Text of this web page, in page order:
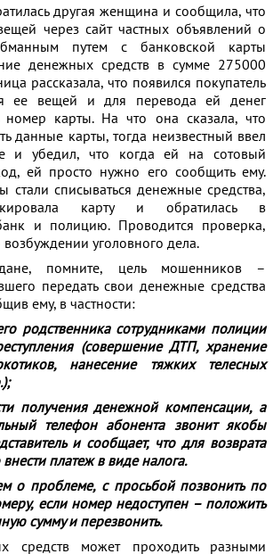
другая женщина и сообщила, что
через сайт частных объявлений о
путем с банковской карты
денежных средств в сумме 275000
рассказала, что появился покупатель
ее вещей и для перевода ей денег
номер карты. На что она сказала, что
данные карты, тогда неизвестный ввел
и убедил, что когда ей на сотовый
ей просто нужно его сообщить ему.
стали списываться денежные средства,
карту и обратилась в
и полицию. Проводится проверка,
уголовного дела.
помните, цель мошенников –
передать свои денежные средства
ему, в частности:
родственникасотрудниками полиции
(совершение ДТП, хранение
нанесение тяжких телесных
получения денежной компенсации, а
телефон абонента звонит якобы
и сообщает, что для возврата
платеж в виде налога.
о проблеме, с просьбой позвонить по
если номер недоступен – положить
сумму и перезвонить.
средств может проходить разными